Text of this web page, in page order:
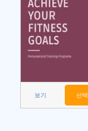
보기 선택